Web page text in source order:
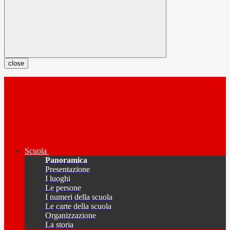
close
Scuola
Panoramica
Presentazione
I luoghi
Le persone
I numeri della scuola
Le carte della scuola
Organizzazione
La storia